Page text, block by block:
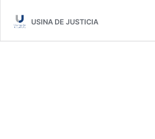
USINA DE JUSTICIA